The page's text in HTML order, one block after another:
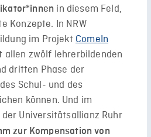
in diesem Feld,
Konzepte. In NRW
im Projekt ComeIn
allen zwölf lehrerbildenden
dritten Phase der
Schul- und des
können. Und im
Universitätsallianz Ruhr
zur Kompensation von